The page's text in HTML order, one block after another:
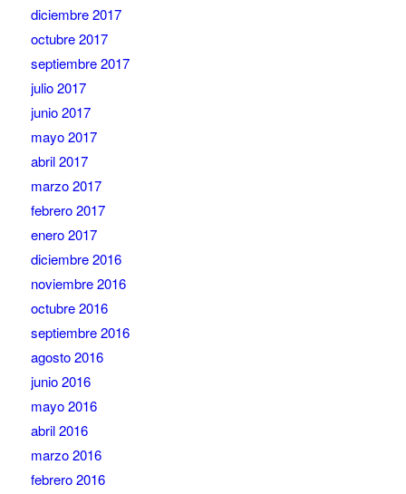
diciembre 2017
octubre 2017
septiembre 2017
julio 2017
junio 2017
mayo 2017
abril 2017
marzo 2017
febrero 2017
enero 2017
diciembre 2016
noviembre 2016
octubre 2016
septiembre 2016
agosto 2016
junio 2016
mayo 2016
abril 2016
marzo 2016
febrero 2016